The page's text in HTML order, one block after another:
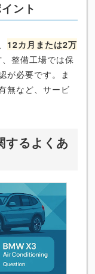
ント
12カ月または2万
整備工場では保
が必要です。ま
無など、サービ
するよくあ